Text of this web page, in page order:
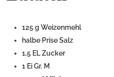
125 g Weizenmehl
halbe Prise Salz
1,5 EL Zucker
1 Ei Gr. M